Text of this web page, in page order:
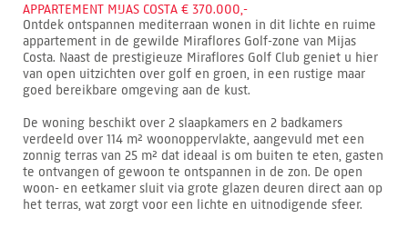
APPARTEMENT MIJAS COSTA € 370.000,-
Ontdek ontspannen mediterraan wonen in dit lichte en ruime
appartement in de gewilde Miraflores Golf-zone van Mijas
Costa. Naast de prestigieuze Miraflores Golf Club geniet u hier
van open uitzichten over golf en groen, in een rustige maar
goed bereikbare omgeving aan de kust.
De woning beschikt over 2 slaapkamers en 2 badkamers
verdeeld over 114 m² woonoppervlakte, aangevuld met een
zonnig terras van 25 m² dat ideaal is om buiten te eten, gasten
te ontvangen of gewoon te ontspannen in de zon. De open
woon- en eetkamer sluit via grote glazen deuren direct aan op
het terras, wat zorgt voor een lichte en uitnodigende sfeer.